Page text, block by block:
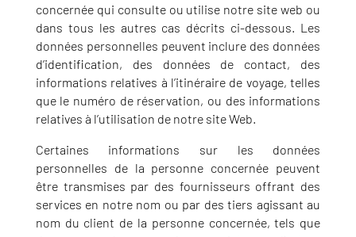
concernée qui consulte ou utilise notre site web ou
dans tous les autres cas décrits ci-dessous. Les
données personnelles peuvent inclure des données
d’identification, des données de contact, des
informations relatives à l’itinéraire de voyage, telles
que le numéro de réservation, ou des informations
relatives à l’utilisation de notre site Web.
Certaines informations sur les données
personnelles de la personne concernée peuvent
être transmises par des fournisseurs offrant des
services en notre nom ou par des tiers agissant au
nom du client de la personne concernée, tels que